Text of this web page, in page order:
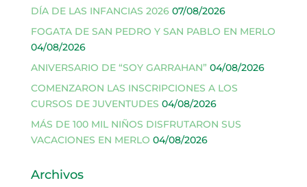
DÍA DE LAS INFANCIAS 2026 07/08/2026
FOGATA DE SAN PEDRO Y SAN PABLO EN MERLO
04/08/2026
ANIVERSARIO DE “SOY GARRAHAN” 04/08/2026
COMENZARON LAS INSCRIPCIONES A LOS
CURSOS DE JUVENTUDES 04/08/2026
MÁS DE 100 MIL NIÑOS DISFRUTARON SUS
VACACIONES EN MERLO 04/08/2026
Archivos